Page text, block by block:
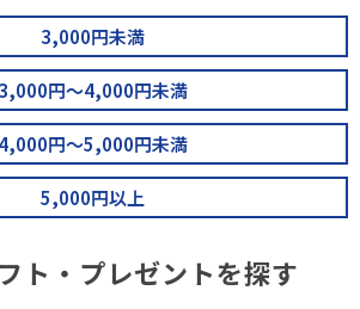
3,000円未満
円～4,000円未満
4,000円～5,000円未満
5,000円以上
ト・プレゼントを探す